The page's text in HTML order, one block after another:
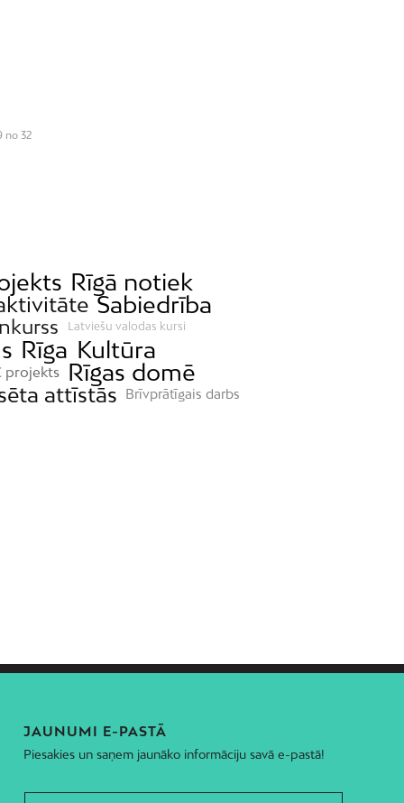
no 32
Rīgā notiek
Sabiedrība
Latviešu valodas kursi
Rīga Kultūra
projekts
Rīgas domē
attīstās Brīvprātīgais darbs
JAUNUMI E-PASTĀ
Piesakies un saņem jaunāko informāciju savā e-pastā!